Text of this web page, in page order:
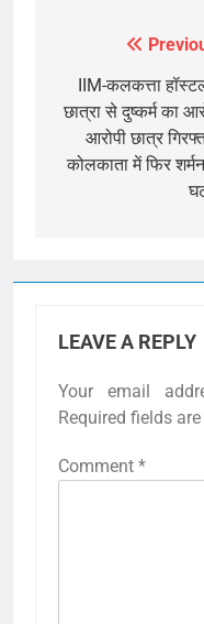
navigation
IIM-कलकत्ता
छात्रा से दुष्कर्म का
आरोपी छात्र
कोलकाता में फिर
LEAVE A REPLY
Your email
Required fields
Comment *